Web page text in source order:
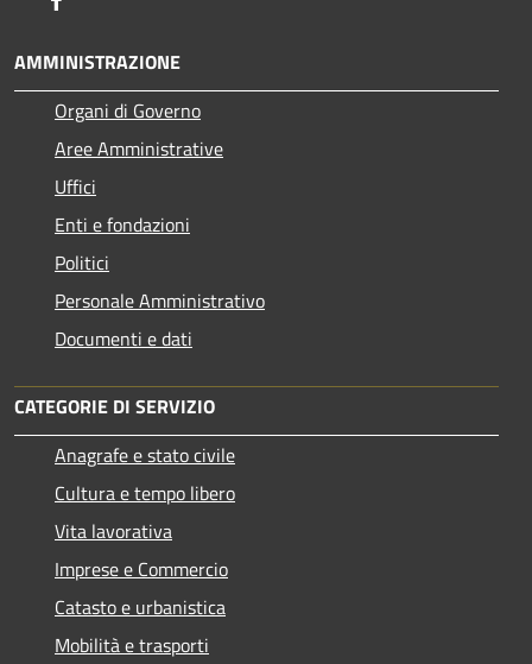
AMMINISTRAZIONE
Organi di Governo
Aree Amministrative
Uffici
Enti e fondazioni
Politici
Personale Amministrativo
Documenti e dati
CATEGORIE DI SERVIZIO
Anagrafe e stato civile
Cultura e tempo libero
Vita lavorativa
Imprese e Commercio
Catasto e urbanistica
Mobilità e trasporti